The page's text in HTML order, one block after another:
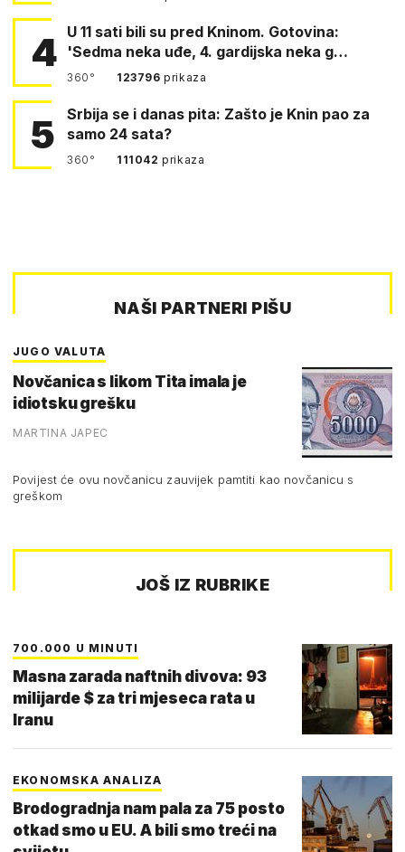
4 U 11 sati bili su pred Kninom. Gotovina:
'Sedma neka uđe, 4. gardijska neka g…
360° 123796prikaza
5
Srbija se i danas pita: Zašto je Knin pao za
samo 24 sata?
360° 111042prikaza
NAŠI PARTNERI PIŠU
JUGO VALUTA
Novčanica s likom Tita imala je
idiotsku grešku
MARTINA JAPEC
Povijest će ovu novčanicu zauvijek pamtiti kao novčanicu s
greškom
JOŠ IZ RUBRIKE
700.000 U MINUTI
Masna zarada naftnih divova: 93
milijarde $ za tri mjeseca rata u
Iranu
EKONOMSKA ANALIZA
Brodogradnja nam pala za 75 posto
otkad smo u EU. A bili smo treći na